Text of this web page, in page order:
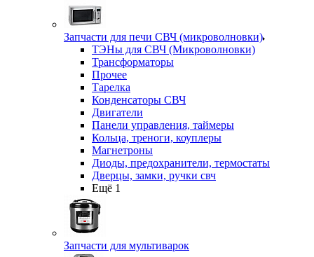
Запчасти для печи СВЧ (микроволновки)
ТЭНы для СВЧ (Микроволновки)
Трансформаторы
Прочее
Тарелка
Конденсаторы СВЧ
Двигатели
Панели управления, таймеры
Кольца, треноги, коуплеры
Магнетроны
Диоды, предохранители, термостаты
Дверцы, замки, ручки свч
Ещё 1
Запчасти для мультиварок